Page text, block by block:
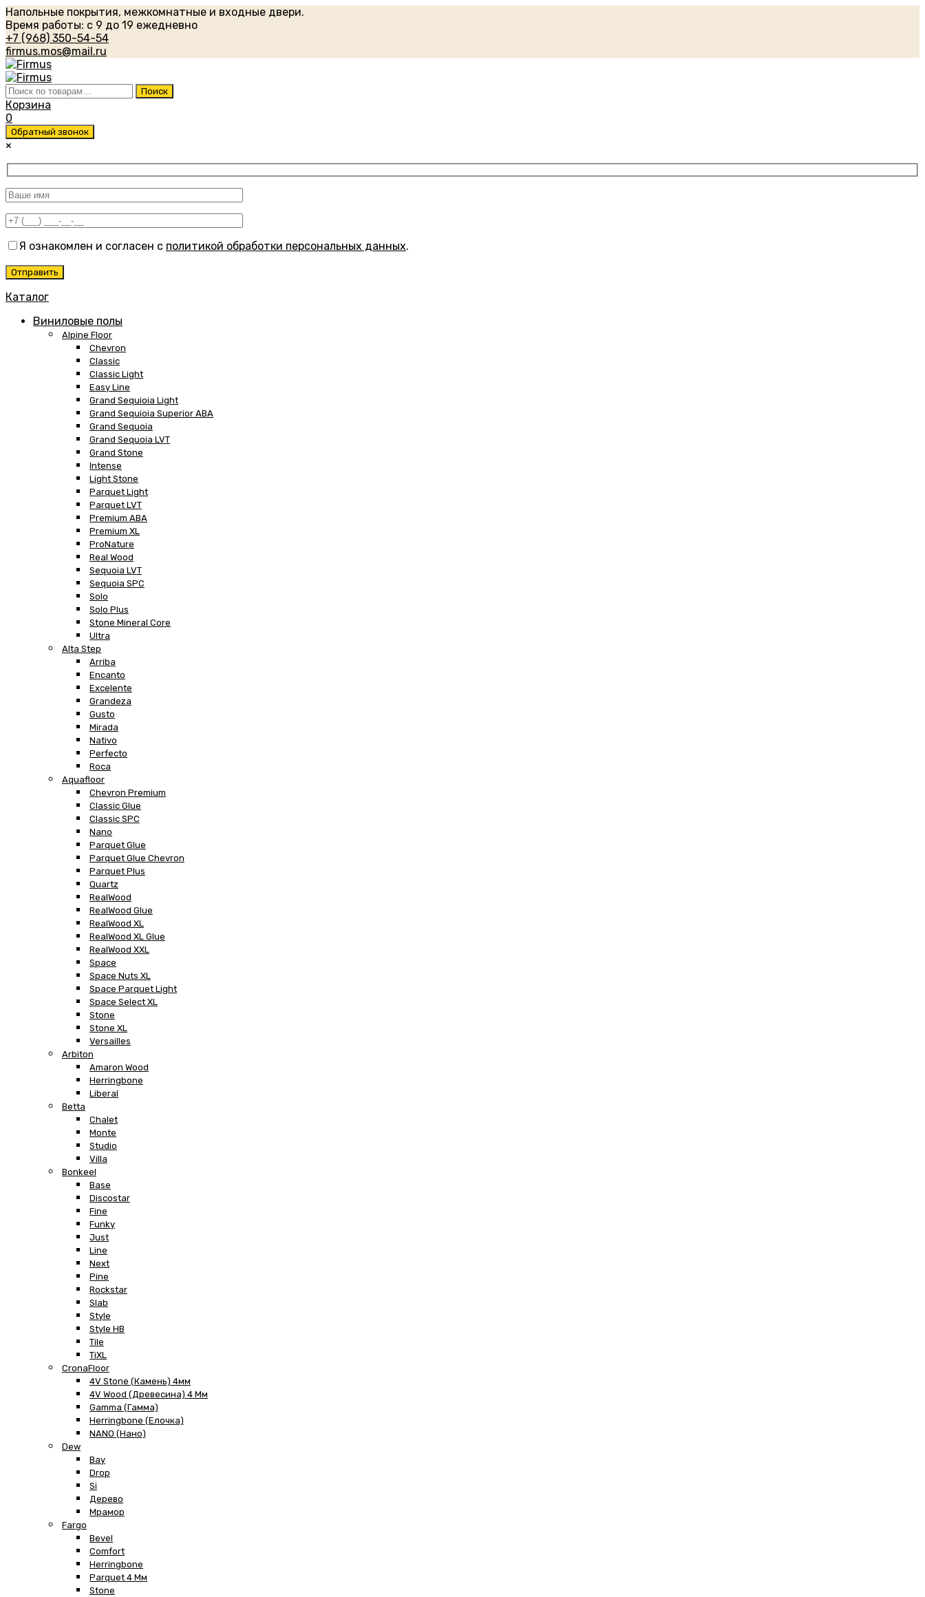
Напольные покрытия, межкомнатные и входные двери.
Время работы: с 9 до 19 ежедневно
+7 (968) 350-54-54
firmus.mos@mail.ru
Искать: Поиск
Корзина
0
Обратный звонок
×
Я ознакомлен и согласен с политикой обработки персональных данных.
Каталог
Виниловые полы
Alpine Floor
Chevron
Classic
Classic Light
Easy Line
Grand Sequioia Light
Grand Sequioia Superior ABA
Grand Sequoia
Grand Sequoia LVT
Grand Stone
Intense
Light Stone
Parquet Light
Parquet LVT
Premium ABA
Premium XL
ProNature
Real Wood
Sequoia LVT
Sequoia SPC
Solo
Solo Plus
Stone Mineral Core
Ultra
Alta Step
Arriba
Encanto
Excelente
Grandeza
Gusto
Mirada
Nativo
Perfecto
Roca
Aquafloor
Chevron Premium
Classic Glue
Classic SPC
Nano
Parquet Glue
Parquet Glue Chevron
Parquet Plus
Quartz
RealWood
RealWood Glue
RealWood XL
RealWood XL Glue
RealWood XXL
Space
Space Nuts XL
Space Parquet Light
Space Select XL
Stone
Stone XL
Versailles
Arbiton
Amaron Wood
Herringbone
Liberal
Betta
Chalet
Monte
Studio
Villa
Bonkeel
Base
Discostar
Fine
Funky
Just
Line
Next
Pine
Rockstar
Slab
Style
Style HB
Tile
TiXL
CronaFloor
4V Stone (Камень) 4мм
4V Wood (Древесина) 4 Мм
Gamma (Гамма)
Herringbone (Елочка)
NANO (Нано)
Dew
Bay
Drop
Si
Дерево
Мрамор
Fargo
Bevel
Comfort
Herringbone
Parquet 4 Мм
Stone